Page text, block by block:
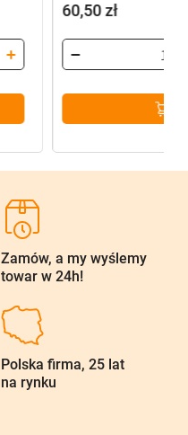
60,50zł
Zamów, a my wyślemy
towar w 24h!
Polska firma, 25 lat
na rynku